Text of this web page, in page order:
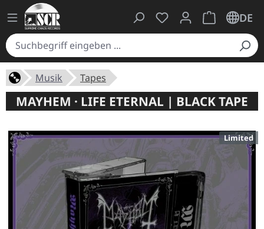
Du hast 0 Produkte
Warenkorb
DE
Musik Tapes
MAYHEM · LIFE ETERNAL | BLACK TAPE
Limited